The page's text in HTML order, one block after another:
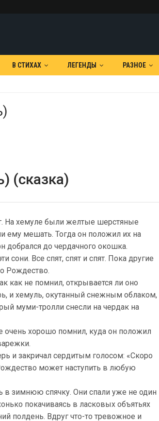
В СТИХАХ ЛЕГЕНДЫ РАЗНОЕ
(сказка)
На хемуле были желтые шерстяные
ему мешать. Тогда он положил их на
добрался до чердачного окошка.
сони. Все спят, спят и спят. Пока другие
Рождество.
как не помнил, открывается ли оно
и хемуль, окутанный снежным облаком,
муми-тролли снесли на чердак на
очень хорошо помнил, куда он положил
и закричал сердитым голосом: «Скоро
может наступить в любую
в зимнюю спячку. Они спали уже не один
покачиваясь в ласковых объятьях
полдень. Вдруг что-то тревожное и